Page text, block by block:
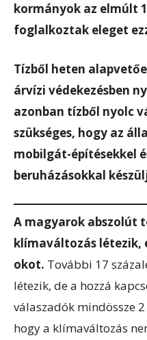
kormányok az elmúlt
foglalkoztak eleget
Tízből heten
árvízi védekezésben
azonban tízből nyolc
szükséges, hogy az
mobilgát-építésekkel
beruházásokkal
A magyarok abszolút
klímaváltozás létezik,
okot. További 17
létezik, de a hozzá
válaszadók mindössze
hogy a klímaváltozás